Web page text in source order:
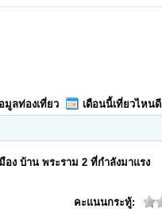
มูลท่องเที่ยว เดือนนี้เที่ยวไหนดี
อง บ้าน พระราม 2 ที่กำลังมาแรง
คะแนนกระทู้: